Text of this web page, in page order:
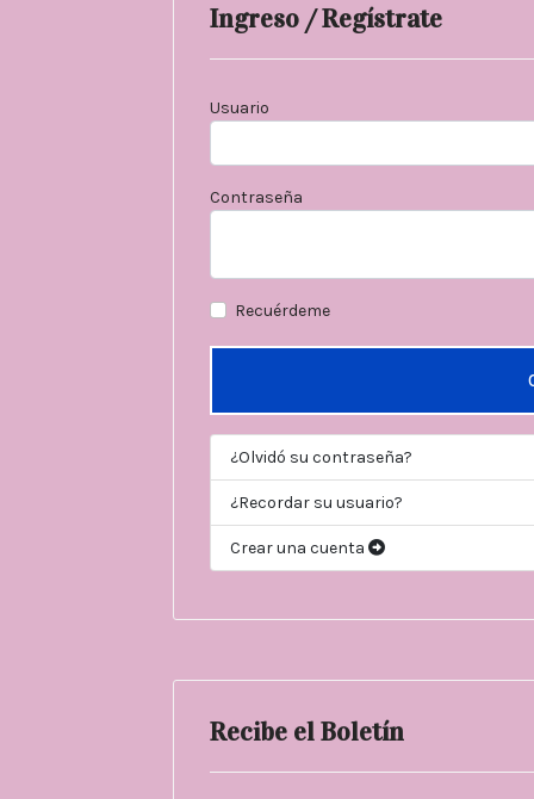
Ingreso / Regístrate
Usuario
Contraseña
Recuérdeme
¿Olvidó su contraseña?
¿Recordar su usuario?
Crear una cuenta
Recibe el Boletín